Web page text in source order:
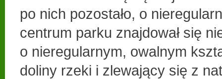
po nich pozostało, o
centrum parku znajdował się
o nieregularnym, owalnym
doliny rzeki i zlewający się z